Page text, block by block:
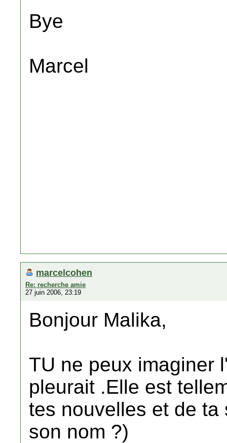
Bye
Marcel
marcelcohen
Re: recherche amie
27 juin 2006, 23:19
Bonjour Malika,
TU ne peux imaginer
pleurait .Elle est
tes nouvelles et de
son nom ?)